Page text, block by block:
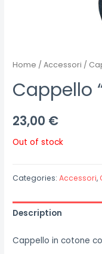
Home /Accessori /
Cappello
23,00 €
Out of stock
Categories:Accessori,
Description
Cappello in cotone